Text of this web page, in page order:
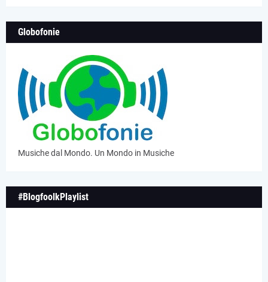
Globofonie
Musiche dal Mondo. Un Mondo in Musiche
#BlogfoolkPlaylist